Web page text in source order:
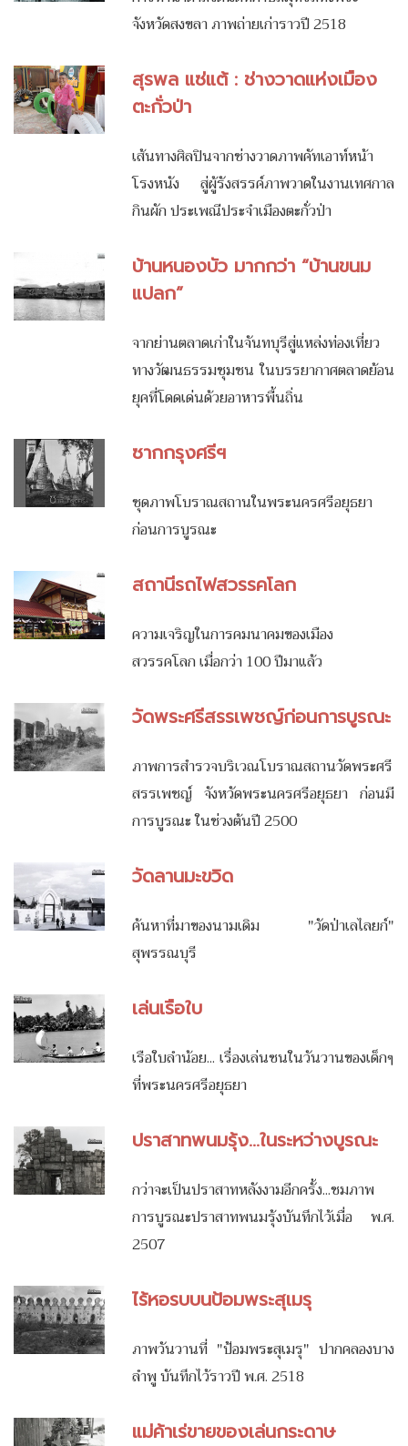
จังหวัดสงขลา ภาพถ่ายเก่าราวปี 2518
สุรพล แซ่แต้ : ช่างวาดแห่งเมือง
ตะกั่วป่า
เส้นทางศิลปินจากช่างวาดภาพคัทเอาท์หน้า
โรงหนัง สู่ผู้รังสรรค์ภาพวาดในงานเทศกาล
กินผัก ประเพณีประจำเมืองตะกั่วป่า
บ้านหนองบัว มากกว่า “บ้านขนม
แปลก”
จากย่านตลาดเก่าในจันทบุรีสู่แหล่งท่องเที่ยว
ทางวัฒนธรรมชุมชน ในบรรยากาศตลาดย้อน
ยุคที่โดดเด่นด้วยอาหารพื้นถิ่น
ซากกรุงศรีฯ
ชุดภาพโบราณสถานในพระนครศรีอยุธยา
ก่อนการบูรณะ
สถานีรถไฟสวรรคโลก
ความเจริญในการคมนาคมของเมือง
สวรรคโลก เมื่อกว่า 100 ปีมาแล้ว
วัดพระศรีสรรเพชญ์ก่อนการบูรณะ
ภาพการสำรวจบริเวณโบราณสถานวัดพระศรี
สรรเพชญ์ จังหวัดพระนครศรีอยุธยา ก่อนมี
การบูรณะ ในช่วงต้นปี 2500
วัดลานมะขวิด
ค้นหาที่มาของนามเดิม "วัดป่าเลไลยก์"
สุพรรณบุรี
เล่นเรือใบ
เรือใบลำน้อย... เรื่องเล่นซนในวันวานของเด็กๆ
ที่พระนครศรีอยุธยา
ปราสาทพนมรุ้ง...ในระหว่างบูรณะ
กว่าจะเป็นปราสาทหลังงามอีกครั้ง...ชมภาพ
การบูรณะปราสาทพนมรุ้งบันทึกไว้เมื่อ พ.ศ.
2507
ไร้หอรบบนป้อมพระสุเมรุ
ภาพวันวานที่ "ป้อมพระสุเมรุ" ปากคลองบาง
ลำพู บันทึกไว้ราวปี พ.ศ. 2518
แม่ค้าเร่ขายของเล่นกระดาษ